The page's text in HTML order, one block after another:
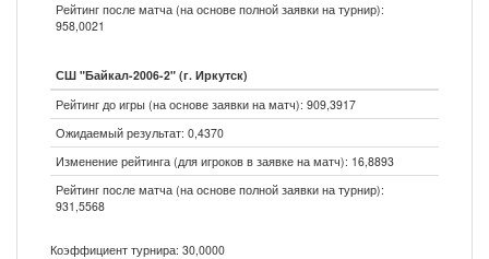
Рейтинг после матча (на основе полной заявки на турнир):
958,0021
СШ "Байкал-2006-2" (г. Иркутск)
Рейтинг до игры (на основе заявки на матч): 909,3917
Ожидаемый результат: 0,4370
Изменение рейтинга (для игроков в заявке на матч): 16,8893
Рейтинг после матча (на основе полной заявки на турнир):
931,5568
Коэффициент турнира: 30,0000